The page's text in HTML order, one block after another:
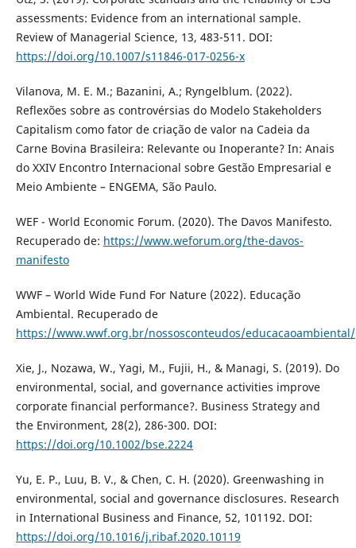
assessments: Evidence from an international sample.
Review of Managerial Science, 13, 483-511. DOI:
https://doi.org/10.1007/s11846-017-0256-x
Vilanova, M. E. M.; Bazanini, A.; Ryngelblum. (2022).
Reflexões sobre as controvérsias do Modelo Stakeholders
Capitalism como fator de criação de valor na Cadeia da
Carne Bovina Brasileira: Relevante ou Inoperante? In: Anais
do XXIV Encontro Internacional sobre Gestão Empresarial e
Meio Ambiente – ENGEMA, São Paulo.
WEF - World Economic Forum. (2020). The Davos Manifesto.
Recuperado de: https://www.weforum.org/the-davos-
manifesto
WWF – World Wide Fund For Nature (2022). Educação
Ambiental. Recuperado de
https://www.wwf.org.br/nossosconteudos/educacaoambiental/
Xie, J., Nozawa, W., Yagi, M., Fujii, H., & Managi, S. (2019). Do
environmental, social, and governance activities improve
corporate financial performance?. Business Strategy and
the Environment, 28(2), 286-300. DOI:
https://doi.org/10.1002/bse.2224
Yu, E. P., Luu, B. V., & Chen, C. H. (2020). Greenwashing in
environmental, social and governance disclosures. Research
in International Business and Finance, 52, 101192. DOI:
https://doi.org/10.1016/j.ribaf.2020.10119